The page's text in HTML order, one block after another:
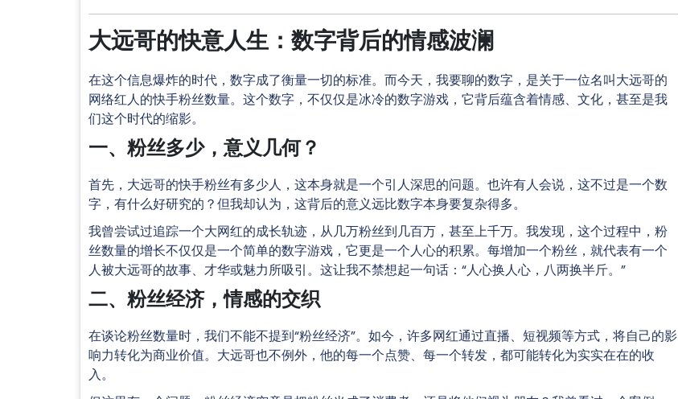
大远哥的快意人生：数字背后的情感波澜
在这个信息爆炸的时代，数字成了衡量一切的标准。而今天，我要聊的数字，是关于一位名叫大远哥的
网络红人的快手粉丝数量。这个数字，不仅仅是冰冷的数字游戏，它背后蕴含着情感、文化，甚至是我
们这个时代的缩影。
一、粉丝多少，意义几何？
首先，大远哥的快手粉丝有多少人，这本身就是一个引人深思的问题。也许有人会说，这不过是一个数
字，有什么好研究的？但我却认为，这背后的意义远比数字本身要复杂得多。
我曾尝试过追踪一个大网红的成长轨迹，从几万粉丝到几百万，甚至上千万。我发现，这个过程中，粉
丝数量的增长不仅仅是一个简单的数字游戏，它更是一个人心的积累。每增加一个粉丝，就代表有一个
人被大远哥的故事、才华或魅力所吸引。这让我不禁想起一句话：“人心换人心，八两换半斤。”
二、粉丝经济，情感的交织
在谈论粉丝数量时，我们不能不提到“粉丝经济”。如今，许多网红通过直播、短视频等方式，将自己的影
响力转化为商业价值。大远哥也不例外，他的每一个点赞、每一个转发，都可能转化为实实在在的收
入。